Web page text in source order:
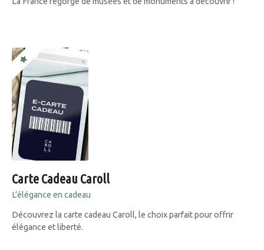
Carte Cadeau Caroll
L’élégance en cadeau
Découvrez la carte cadeau Caroll, le choix parfait pour offrir
élégance et liberté.